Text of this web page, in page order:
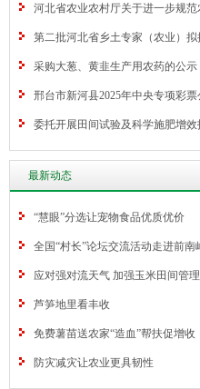
河北省农业农村厅关于进一步规范
第二批河北省乡土专家（农业）拟
采购大葱、黄韭生产用农药的公示
邢台市新河县2025年中央专项彩票
委托开展田间试验及科学施肥增效
最新动态
“慧眼”分选让宠物食品优质优价
全国“村长”论坛交流活动走进前南
应对强对流天气 加强玉米田间管理
芦笋地里看丰收
免费薯苗送农家“造血”帮扶促增收
防灾减灾让农业更具韧性